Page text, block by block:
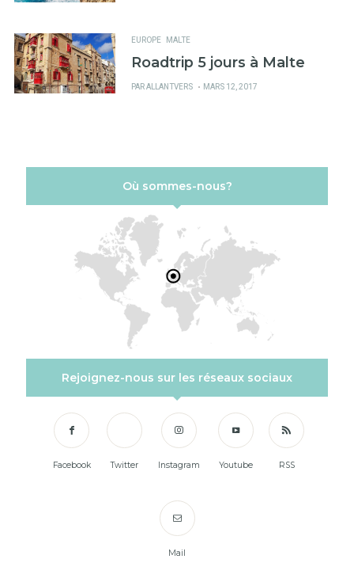
EUROPE MALTE
Roadtrip 5 jours à Malte
PARALLANTVERS
PUBLIÉ
MARS 12, 2017
Où sommes-nous?
Rejoignez-nous sur les réseaux sociaux
Facebook Twitter Instagram Youtube RSS
Mail